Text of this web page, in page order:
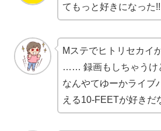
てもっと好き になった
Mステでヒトリセカイ
…… 録画もしちゃうけ
なんやてゆーかライブ
える10-FEETが好き だ